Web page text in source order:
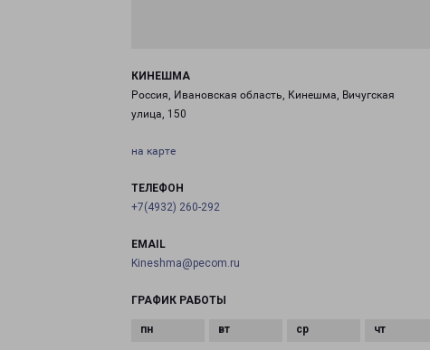
КИНЕШМА
Россия, Ивановская область, Кинешма, Вичугская
улица, 150
на карте
ТЕЛЕФОН
+7(4932) 260-292
EMAIL
Kineshma@pecom.ru
ГРАФИК РАБОТЫ